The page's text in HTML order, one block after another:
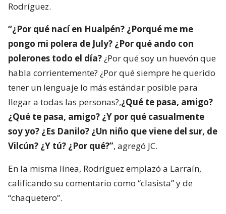
Rodríguez.
“¿Por qué nací en Hualpén? ¿Porqué me me
pongo mi polera de July? ¿Por qué ando con
polerones todo el día?¿Por qué soy un huevón que
habla corrientemente? ¿Por qué siempre he querido
tener un lenguaje lo más estándar posible para
llegar a todas las personas?,¿Qué te pasa, amigo?
¿Qué te pasa, amigo? ¿Y por qué casualmente
soy yo? ¿Es Danilo? ¿Un niño que viene del sur, de
Vilcún? ¿Y tú? ¿Por qué?”, agregó JC.
En la misma línea, Rodríguez emplazó a Larraín,
calificando su comentario como “clasista” y de
“chaquetero”.